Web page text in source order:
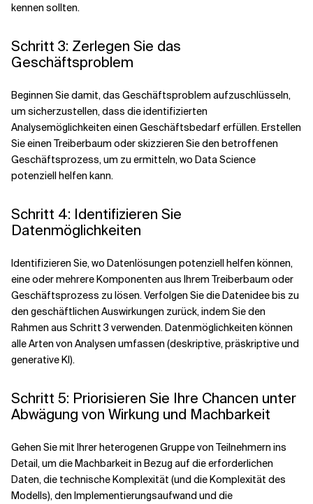
kennen sollten.
Schritt 3: Zerlegen Sie das
Geschäftsproblem
Beginnen Sie damit, das Geschäftsproblem aufzuschlüsseln,
um sicherzustellen, dass die identifizierten
Analysemöglichkeiten einen Geschäftsbedarf erfüllen. Erstellen
Sie einen Treiberbaum oder skizzieren Sie den betroffenen
Geschäftsprozess, um zu ermitteln, wo Data Science
potenziell helfen kann.
Schritt 4: Identifizieren Sie
Datenmöglichkeiten
Identifizieren Sie, wo Datenlösungen potenziell helfen können,
eine oder mehrere Komponenten aus Ihrem Treiberbaum oder
Geschäftsprozess zu lösen. Verfolgen Sie die Datenidee bis zu
den geschäftlichen Auswirkungen zurück, indem Sie den
Rahmen aus Schritt 3 verwenden. Datenmöglichkeiten können
alle Arten von Analysen umfassen (deskriptive, präskriptive und
generative KI).
Schritt 5: Priorisieren Sie Ihre Chancen unter
Abwägung von Wirkung und Machbarkeit
Gehen Sie mit Ihrer heterogenen Gruppe von Teilnehmern ins
Detail, um die Machbarkeit in Bezug auf die erforderlichen
Daten, die technische Komplexität (und die Komplexität des
Modells), den Implementierungsaufwand und die